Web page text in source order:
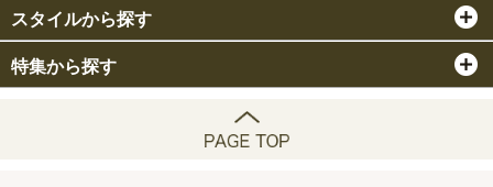
スタイルから探す
特集から探す